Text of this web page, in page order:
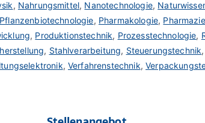
, Nahrungsmittel, Nanotechnologie,
Pflanzenbiotechnologie, Pharmakologie, Pharmazie
, Produktionstechnik, Prozesstechnologie,
, Stahlverarbeitung, Steuerungstechnik,
, Verfahrenstechnik,